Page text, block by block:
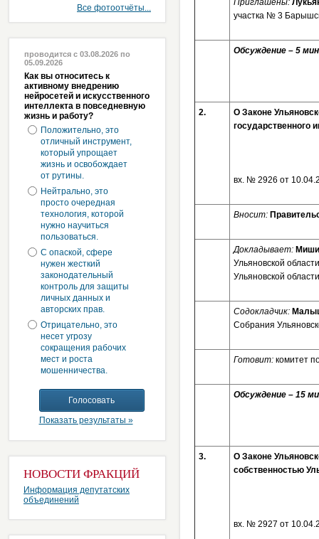
Все фотоотчёты...
проводится с 03.08.2026 по
05.09.2026
Как вы относитесь к
активному внедрению
нейросетей и искусственного
интеллекта в повседневную
жизнь и работу?
Положительно, это
отличный инструмент,
который упрощает
жизнь и освобождает
от рутины.
Нейтрально, это
просто очередная
технология, которой
нужно научиться
пользоваться.
С опаской, сфере
нужен жесткий
законодательный
контроль для защиты
личных данных и
авторских прав.
Отрицательно, это
несет угрозу
сокращения рабочих
мест и роста
мошенничества.
Показать результаты »
НОВОСТИ ФРАКЦИЙ
Информация депутатских
объединений
Приглашены:
участка № 3
Обсуждение – 5
2.
О Законе
государственного
вх. № 2926 от
Вносит:
Докладывает:
Ульяновской
Ульяновской области
Содокладчик:
Собрания
Готовит: комитет
Обсуждение – 15
3.
О Законе
собственностью
вх. № 2927 от